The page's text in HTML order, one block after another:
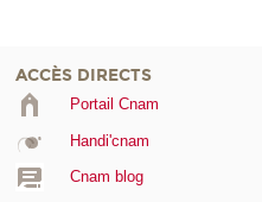
ACCÈS DIRECTS
Portail Cnam
Handi'cnam
Cnam blog